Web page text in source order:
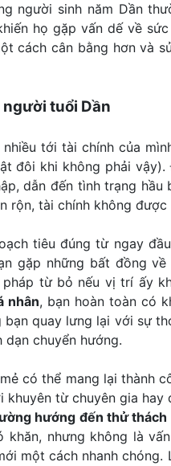
người sinh năm Dần
họ gặp vấn dế về
cách cân bằng hơn và
người tuổi Dần
tới tài chính của
đôi khi không phải
dẫn đến tình trạng
rộn, tài chính không
tiêu đúng từ ngay
gặp những bất đồng
từ bỏ nếu vị trí ấy
nhân, bạn hoàn toàn có
quay lưng lại với sự
chuyển hướng.
có thể mang lại thành
từ chuyên gia
hướng đến thử thách
nhưng không là
một cách nhanh